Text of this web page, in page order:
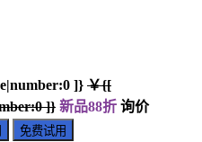
]} ￥{[
]} 新品88折 询价
免费试用